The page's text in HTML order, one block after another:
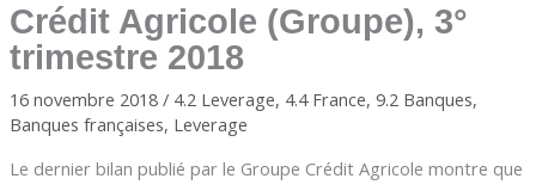
Crédit Agricole (Groupe), 3°
trimestre 2018
16 novembre 2018 / 4.2 Leverage, 4.4 France, 9.2 Banques,
Banques françaises, Leverage
Le dernier bilan publié par le Groupe Crédit Agricole montre que